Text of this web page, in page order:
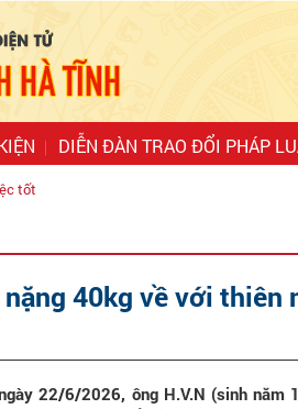
DIỄN ĐÀN TRAO ĐỔI PHÁP
tốt
40kg về với thiên
22/6/2026, ông H.V.N (sinh năm